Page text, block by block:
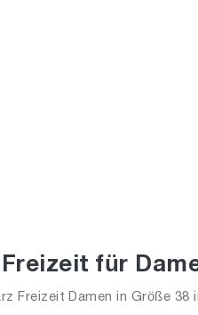
für
Freizeit Damen in Größe